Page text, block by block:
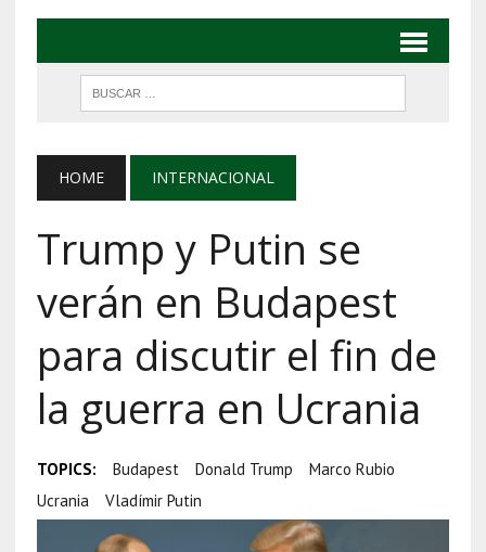
HOME INTERNACIONAL
Trump y Putin se
verán en Budapest
para discutir el fin de
la guerra en Ucrania
TOPICS: Budapest Donald Trump
Marco Rubio
Ucrania
Vladímir Putin